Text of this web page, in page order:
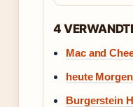
4
Mac and
heute
Burgerstein